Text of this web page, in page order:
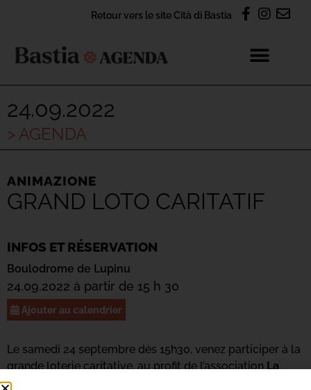
Retour vers le site Cità di Bastia
24.09.2022
> AGENDA
ANIMAZIONE
GRAND LOTO CARITATIF
INFOS ET RÉSERVATION
Boulodrome de Lupinu
24.09.2022 à partir de 15 h 30
Ajouter au calendrier
Le samedi 24 septembre dès 15h30, venez participer à la
grande loterie caritative, au profit de l’associationLa
Maison du Sacré Cœur